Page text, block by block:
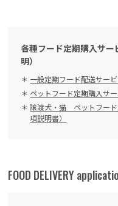
各種フード定期購入サ
明）
一般定期フード配送サー
ペットフード定期購入サ
譲渡犬・猫 ペットフード
項説明書）
FOOD DELIVERY